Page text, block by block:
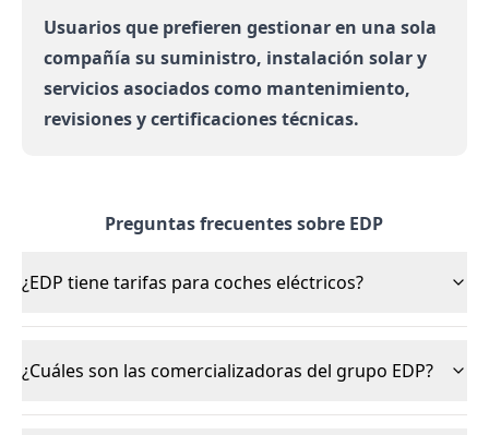
Usuarios que prefieren gestionar en una sola
compañía su suministro, instalación solar y
servicios asociados como mantenimiento,
revisiones y certificaciones técnicas.
Preguntas frecuentes sobre EDP
¿EDP tiene tarifas para coches eléctricos?
¿Cuáles son las comercializadoras del grupo EDP?